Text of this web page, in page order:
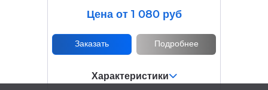
Цена от 1 080 руб
Заказать Подробнее
Характеристики